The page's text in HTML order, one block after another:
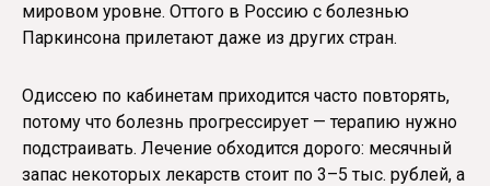
мировом уровне. Оттого в Россию с болезнью
Паркинсона прилетают даже из других стран.
Одиссею по кабинетам приходится часто повторять,
потому что болезнь прогрессирует — терапию нужно
подстраивать. Лечение обходится дорого: месячный
запас некоторых лекарств стоит по 3–5 тыс. рублей, а